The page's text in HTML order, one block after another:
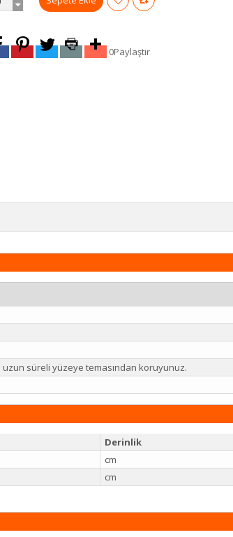
0Paylaştır
uzun süreli yüzeye temasından koruyunuz.
Derinlik
cm
cm